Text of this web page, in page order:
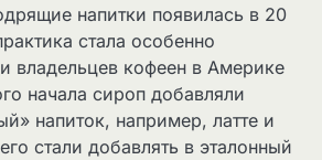
напитки появилась в 20
стала особенно
владельцев кофеен в Америке
начала сироп добавляли
напиток, например, латте и
стали добавлять в эталонный